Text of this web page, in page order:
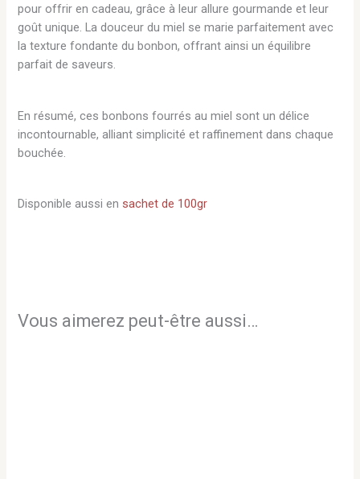
pour offrir en cadeau, grâce à leur allure gourmande et leur
goût unique. La douceur du miel se marie parfaitement avec
la texture fondante du bonbon, offrant ainsi un équilibre
parfait de saveurs.
En résumé, ces bonbons fourrés au miel sont un délice
incontournable, alliant simplicité et raffinement dans chaque
bouchée.
Disponible aussi en sachet de 100gr
Vous aimerez peut-être aussi…